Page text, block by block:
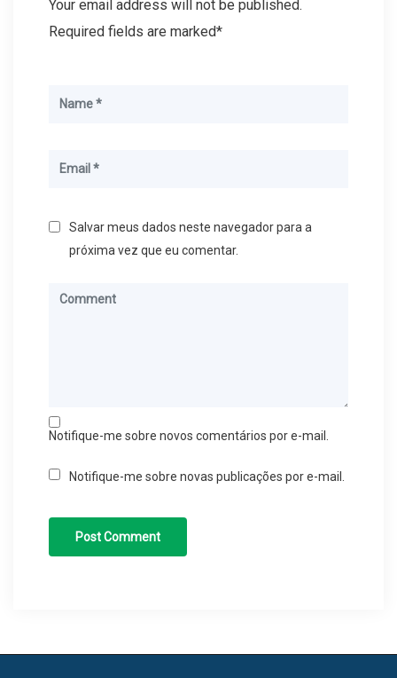
Your email address will not be published.
Required fields are marked*
Salvar meus dados neste navegador para a
próxima vez que eu comentar.
Notifique-me sobre novos comentários por e-mail.
Notifique-me sobre novas publicações por e-mail.